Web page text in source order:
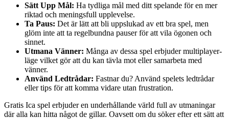
Sätt Upp Mål: Ha tydliga mål med ditt spelande för en mer
riktad och meningsfull upplevelse.
Ta Paus: Det är lätt att bli uppslukad av ett bra spel, men
glöm inte att ta regelbundna pauser för att vila ögonen och
sinnet.
Utmana Vänner: Många av dessa spel erbjuder multiplayer-
läge vilket gör att du kan tävla mot eller samarbeta med
vänner.
Använd Ledtrådar: Fastnar du? Använd spelets ledtrådar
eller tips för att komma vidare utan frustration.
Gratis Ica spel erbjuder en underhållande värld full av utmaningar
där alla kan hitta något de gillar. Oavsett om du söker efter ett sätt att